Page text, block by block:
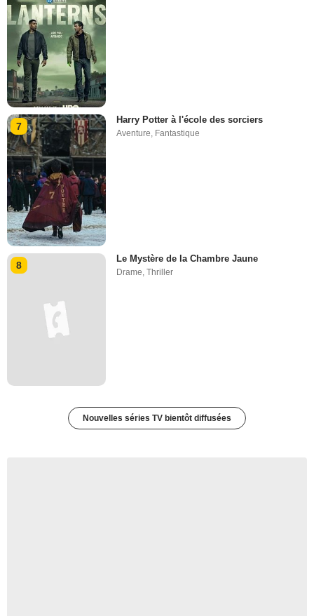
7
Harry Potter à l'école des sorciers
Aventure, Fantastique
8
Le Mystère de la Chambre Jaune
Drame,Thriller
Nouvelles séries TV bientôt diffusées